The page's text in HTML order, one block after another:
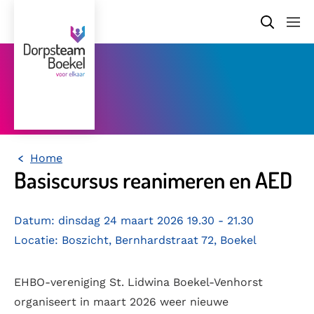
Home
Basiscursus reanimeren en AED
Datum: dinsdag 24 maart 2026 19.30 - 21.30
Locatie: Boszicht, Bernhardstraat 72, Boekel
EHBO-vereniging St. Lidwina Boekel-Venhorst
organiseert in maart 2026 weer nieuwe